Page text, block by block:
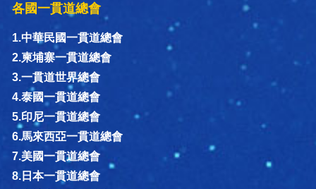
各國一貫道總會
1.中華民國一貫道總會
2.柬埔寨一貫道總會
3.一貫道世界總會
4.泰國一貫道總會
5.印尼一貫道總會
6.馬來西亞一貫道總會
7.美國一貫道總會
8.日本一貫道總會